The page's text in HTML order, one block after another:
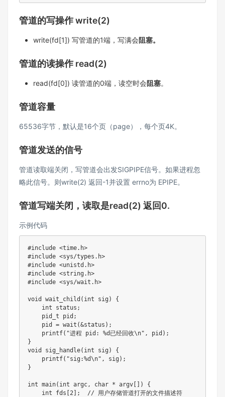
管道的写操作 write(2)
write(fd[1]) 写管道的1端，写满会阻塞。
管道的读操作 read(2)
read(fd[0]) 读管道的0端，读空时会阻塞。
管道容量
65536字节，默认是16个页（page），每个页4K。
管道发送的信号
管道读取端关闭，写管道会出发SIGPIPE信号。如果进程忽
略此信号。则write(2) 返回-1并设置 errno为 EPIPE。
管道写端关闭，读取是read(2) 返回0.
示例代码
#include <time.h>
#include <sys/types.h>
#include <unistd.h>
#include <string.h>
#include <sys/wait.h>
void wait_child(int sig) {
int status;
pid_t pid;
pid = wait(&status);
printf("进程 pid: %d已经回收\n", pid);
}
void sig_handle(int sig) {
printf("sig:%d\n", sig);
}
int main(int argc, char * argv[]) {
int fds[2];  // 用户存储管道打开的文件描述符